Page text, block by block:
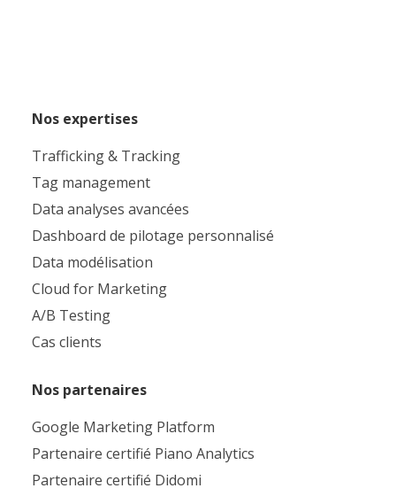
Nos expertises
Trafficking & Tracking
Tag management
Data analyses avancées
Dashboard de pilotage personnalisé
Data modélisation
Cloud for Marketing
A/B Testing
Cas clients
Nos partenaires
Google Marketing Platform
Partenaire certifié Piano Analytics
Partenaire certifié Didomi